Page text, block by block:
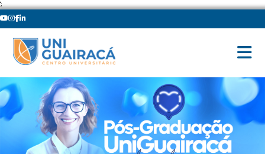
';